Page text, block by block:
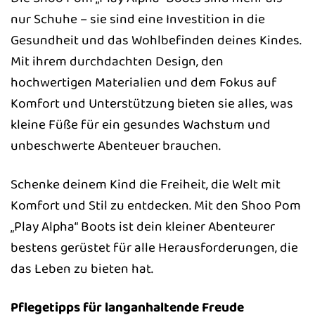
nur Schuhe – sie sind eine Investition in die
Gesundheit und das Wohlbefinden deines Kindes.
Mit ihrem durchdachten Design, den
hochwertigen Materialien und dem Fokus auf
Komfort und Unterstützung bieten sie alles, was
kleine Füße für ein gesundes Wachstum und
unbeschwerte Abenteuer brauchen.
Schenke deinem Kind die Freiheit, die Welt mit
Komfort und Stil zu entdecken. Mit den Shoo Pom
„Play Alpha“ Boots ist dein kleiner Abenteurer
bestens gerüstet für alle Herausforderungen, die
das Leben zu bieten hat.
Pflegetipps für langanhaltende Freude